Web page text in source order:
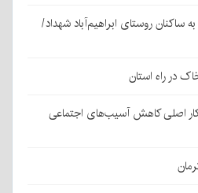
روستای ابراهیم‌آباد شهداد/
در راه استان
اصلی کاهش آسیب‌های اجتماعی